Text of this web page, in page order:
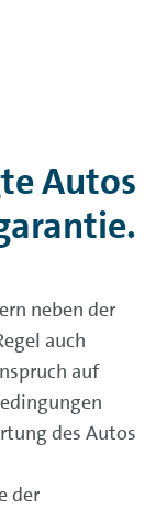
Autos
neben der
auch
auf
des Autos
der